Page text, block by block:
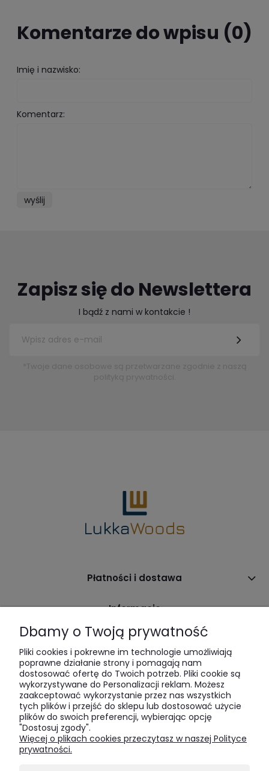
Komentarze do wpisu (0)
Imię i nazwisko:
Komentarz:
wyślij
Zapisz się do Newslettera
I bądź z nami w kontakcie !
Płatności i dostawa
Informacje
O nas
LukkaWoods | ul. Sienna 64 | 00-825 Warszawa | tel:
520 | e-mail:bok@lukkawoods.pl
Dbamy o Twoją prywatność
Pliki cookies i pokrewne im technologie umożliwiają
poprawne działanie strony i pomagają nam
dostosować ofertę do Twoich potrzeb. Pliki cookie są
wykorzystywane do Personalizacji reklam. Możesz
zaakceptować wykorzystanie przez nas wszystkich
tych plików i przejść do sklepu lub dostosować użycie
plików do swoich preferencji, wybierając opcję
"Dostosuj zgody".
Więcej o plikach cookies przeczytasz w naszej Polityce
prywatności.